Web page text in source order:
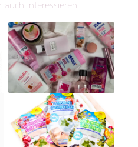
auch interessieren